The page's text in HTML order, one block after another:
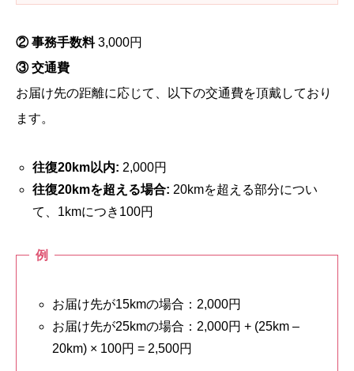
② 事務手数料3,000円
③ 交通費
お届け先の距離に応じて、以下の交通費を頂戴しており
ます。
往復20km以内: 2,000円
往復20kmを超える場合: 20kmを超える部分につい
て、1kmにつき100円
例
お届け先が15kmの場合：2,000円
お届け先が25kmの場合：2,000円 + (25km –
20km) × 100円 = 2,500円